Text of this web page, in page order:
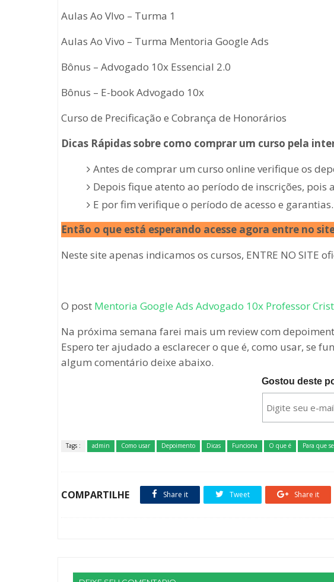
Aulas Ao VIvo – Turma 1
Aulas Ao Vivo – Turma Mentoria Google Ads
Bônus – Advogado 10x Essencial 2.0
Bônus – E-book Advogado 10x
Curso de Precificação e Cobrança de Honorários
Dicas Rápidas sobre como comprar um curso pela
Antes de comprar um curso online verifique os
Depois fique atento ao período de inscrições,
E por fim verifique o período de acesso e garantias.
Então o que está esperando acesse agora entre no
Neste site apenas indicamos os cursos, ENTRE NO SITE
O post Mentoria Google Ads Advogado 10x Professor
Na próxima semana farei mais um review com
Espero ter ajudado a esclarecer o que é, como usar, se
algum comentário deixe abaixo.
Gostou deste
Tags : admin Como usar Depoimento Dicas Funciona O que é Para que
COMPARTILHE Share it Tweet Share it